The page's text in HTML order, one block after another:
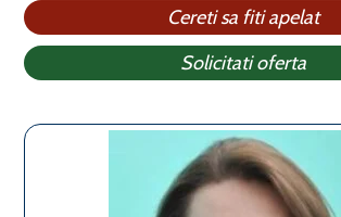
Cereti sa fiti apelat
Solicitati oferta